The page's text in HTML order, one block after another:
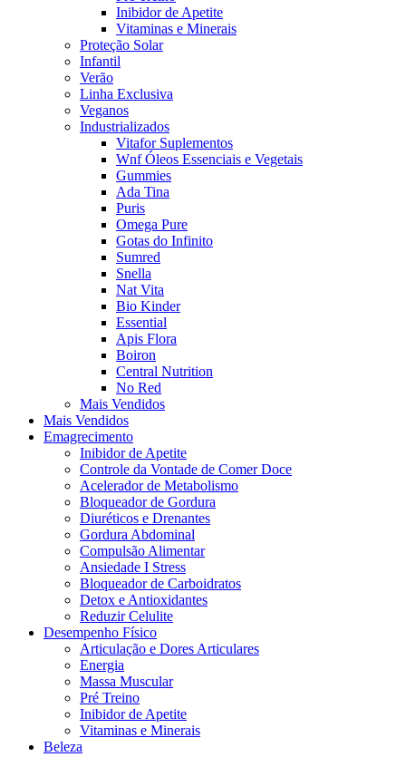
Inibidor de Apetite
Vitaminas e Minerais
Proteção Solar
Infantil
Verão
Linha Exclusiva
Veganos
Industrializados
Vitafor Suplementos
Wnf Óleos Essenciais e Vegetais
Gummies
Ada Tina
Puris
Omega Pure
Gotas do Infinito
Sumred
Snella
Nat Vita
Bio Kinder
Essential
Apis Flora
Boiron
Central Nutrition
No Red
Mais Vendidos
Mais Vendidos
Emagrecimento
Inibidor de Apetite
Controle da Vontade de Comer Doce
Acelerador de Metabolismo
Bloqueador de Gordura
Diuréticos e Drenantes
Gordura Abdominal
Compulsão Alimentar
Ansiedade I Stress
Bloqueador de Carboidratos
Detox e Antioxidantes
Reduzir Celulite
Desempenho Físico
Articulação e Dores Articulares
Energia
Massa Muscular
Pré Treino
Inibidor de Apetite
Vitaminas e Minerais
Beleza